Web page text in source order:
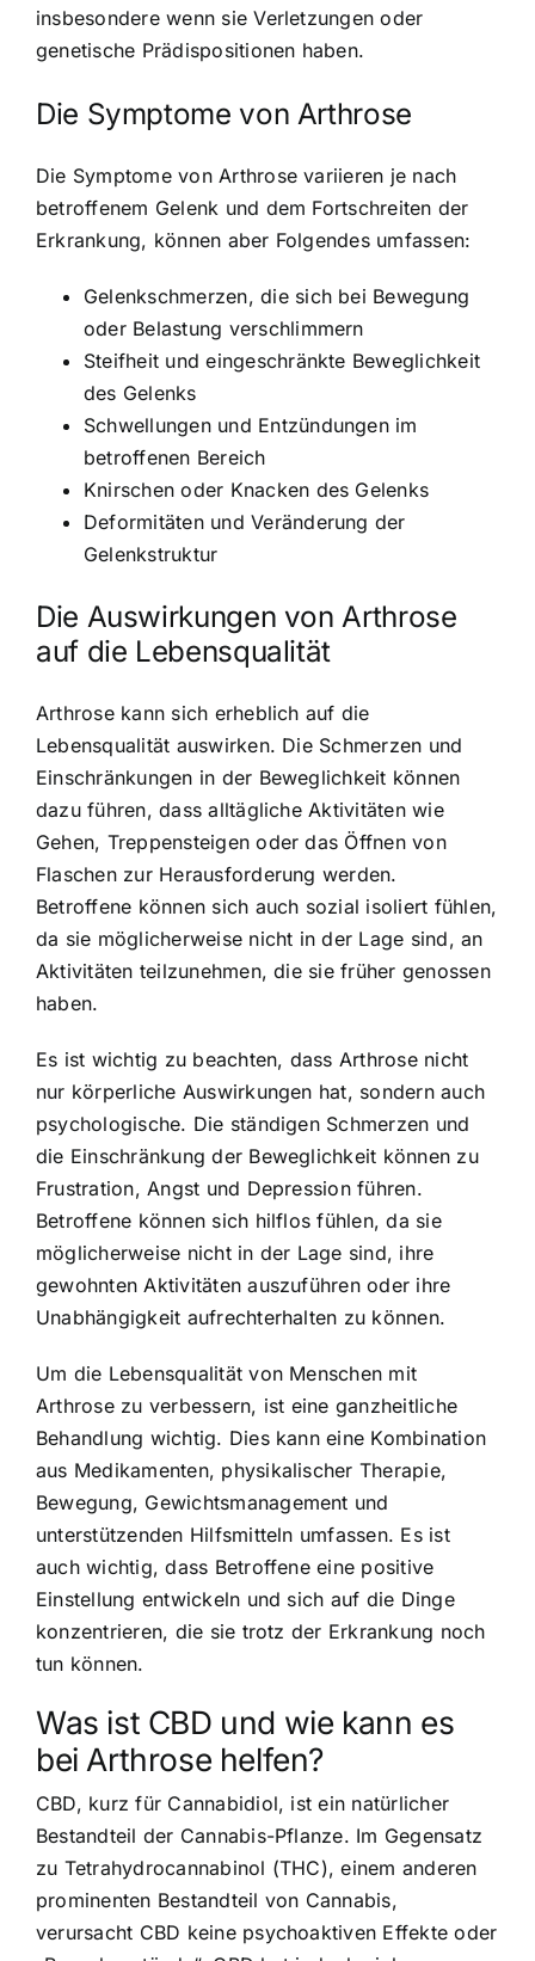
insbesondere wenn sie Verletzungen oder
genetische Prädispositionen haben.
Die Symptome von Arthrose
Die Symptome von Arthrose variieren je nach
betroffenem Gelenk und dem Fortschreiten der
Erkrankung, können aber Folgendes umfassen:
Gelenkschmerzen, die sich bei Bewegung
oder Belastung verschlimmern
Steifheit und eingeschränkte Beweglichkeit
des Gelenks
Schwellungen und Entzündungen im
betroffenen Bereich
Knirschen oder Knacken des Gelenks
Deformitäten und Veränderung der
Gelenkstruktur
Die Auswirkungen von Arthrose
auf die Lebensqualität
Arthrose kann sich erheblich auf die
Lebensqualität auswirken. Die Schmerzen und
Einschränkungen in der Beweglichkeit können
dazu führen, dass alltägliche Aktivitäten wie
Gehen, Treppensteigen oder das Öffnen von
Flaschen zur Herausforderung werden.
Betroffene können sich auch sozial isoliert fühlen,
da sie möglicherweise nicht in der Lage sind, an
Aktivitäten teilzunehmen, die sie früher genossen
haben.
Es ist wichtig zu beachten, dass Arthrose nicht
nur körperliche Auswirkungen hat, sondern auch
psychologische. Die ständigen Schmerzen und
die Einschränkung der Beweglichkeit können zu
Frustration, Angst und Depression führen.
Betroffene können sich hilflos fühlen, da sie
möglicherweise nicht in der Lage sind, ihre
gewohnten Aktivitäten auszuführen oder ihre
Unabhängigkeit aufrechterhalten zu können.
Um die Lebensqualität von Menschen mit
Arthrose zu verbessern, ist eine ganzheitliche
Behandlung wichtig. Dies kann eine Kombination
aus Medikamenten, physikalischer Therapie,
Bewegung, Gewichtsmanagement und
unterstützenden Hilfsmitteln umfassen. Es ist
auch wichtig, dass Betroffene eine positive
Einstellung entwickeln und sich auf die Dinge
konzentrieren, die sie trotz der Erkrankung noch
tun können.
Was ist CBD und wie kann es
bei Arthrose helfen?
CBD, kurz für Cannabidiol, ist ein natürlicher
Bestandteil der Cannabis-Pflanze. Im Gegensatz
zu Tetrahydrocannabinol (THC), einem anderen
prominenten Bestandteil von Cannabis,
verursacht CBD keine psychoaktiven Effekte oder